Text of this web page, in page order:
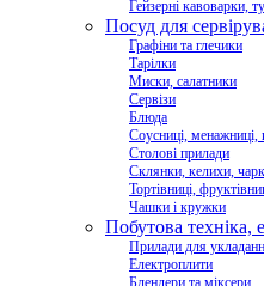
Гейзерні кавоварки,
Посуд для
Графіни та глечики
Тарілки
Миски, салатники
Сервізи
Блюда
Соусниці, менажниці,
Столові прилади
Склянки, келихи,
Тортівниці,
Чашки і кружки
Побутова техніка,
Прилади для
Електроплити
Блендери та міксери